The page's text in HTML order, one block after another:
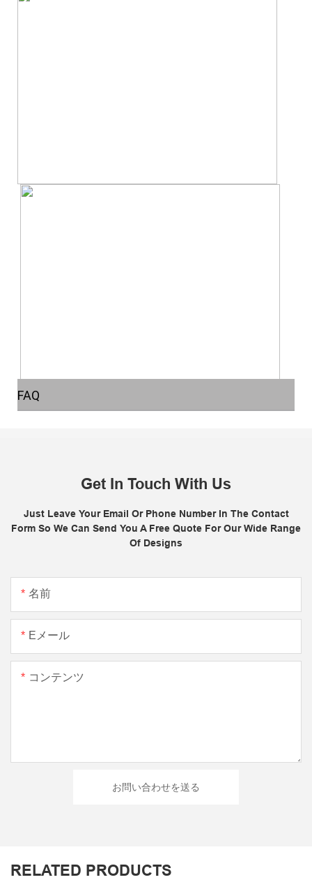
FAQ
Get In Touch With Us
Just Leave Your Email Or Phone Number In The Contact
Form So We Can Send You A Free Quote For Our Wide Range
Of Designs
名前
Eメール
コンテンツ
お問い合わせを送る
RELATED PRODUCTS